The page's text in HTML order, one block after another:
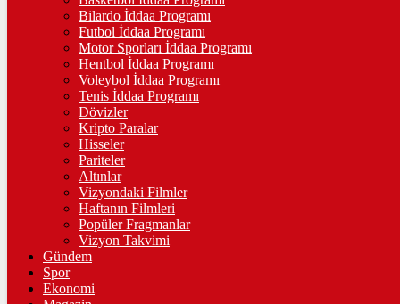
TAM ALTIN
43.461,00%2,62
%2,39
%-0,14
฿%1.1
LİTECOİN
2171.34Ł%0.2
Bilardo İddaa Programı
Futbol İddaa Programı
Motor Sporları İddaa Programı
Hentbol İddaa Programı
Voleybol İddaa Programı
Tenis İddaa Programı
Dövizler
Kripto Paralar
Hisseler
Pariteler
Altınlar
Vizyondaki Filmler
Haftanın Filmleri
Popüler Fragmanlar
Vizyon Takvimi
Gündem
Spor
Ekonomi